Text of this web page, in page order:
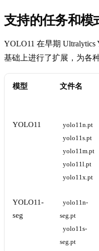
支持的任务和模
YOLO11 在早期
基础上进行了扩展，为各
模型 文件名
YOLO11
yolo11n.pt
yolo11s.pt
yolo11m.pt
yolo11l.pt
yolo11x.pt
YOLO11-
seg
yolo11n-
seg.pt
yolo11s-
seg.pt